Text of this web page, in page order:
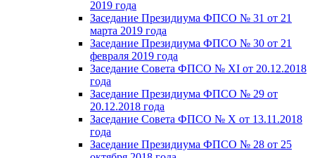
2019 года
Заседание Президиума ФПСО № 31 от 21
марта 2019 года
Заседание Президиума ФПСО № 30 от 21
февраля 2019 года
Заседание Совета ФПСО № XI от 20.12.2018
года
Заседание Президиума ФПСО № 29 от
20.12.2018 года
Заседание Совета ФПСО № X от 13.11.2018
года
Заседание Президиума ФПСО № 28 от 25